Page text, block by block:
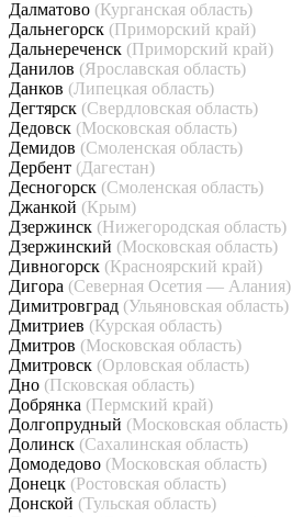
Далматово (Курганская область)
Дальнегорск (Приморский край)
Дальнереченск (Приморский край)
Данилов (Ярославская область)
Данков (Липецкая область)
Дегтярск (Свердловская область)
Дедовск (Московская область)
Демидов (Смоленская область)
Дербент (Дагестан)
Десногорск (Смоленская область)
Джанкой (Крым)
Дзержинск (Нижегородская область)
Дзержинский (Московская область)
Дивногорск (Красноярский край)
Дигора (Северная Осетия — Алания)
Димитровград (Ульяновская область)
Дмитриев (Курская область)
Дмитров (Московская область)
Дмитровск (Орловская область)
Дно (Псковская область)
Добрянка (Пермский край)
Долгопрудный (Московская область)
Долинск (Сахалинская область)
Домодедово (Московская область)
Донецк (Ростовская область)
Донской (Тульская область)